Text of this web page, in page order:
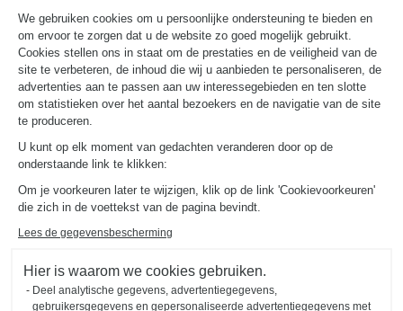
We gebruiken cookies om u persoonlijke ondersteuning te bieden en
om ervoor te zorgen dat u de website zo goed mogelijk gebruikt.
Cookies stellen ons in staat om de prestaties en de veiligheid van de
site te verbeteren, de inhoud die wij u aanbieden te personaliseren, de
advertenties aan te passen aan uw interessegebieden en ten slotte
om statistieken over het aantal bezoekers en de navigatie van de site
te produceren.
U kunt op elk moment van gedachten veranderen door op de
onderstaande link te klikken:
Om je voorkeuren later te wijzigen, klik op de link 'Cookievoorkeuren'
die zich in de voettekst van de pagina bevindt.
Lees de gegevensbescherming
Hier is waarom we cookies gebruiken.
Deel analytische gegevens, advertentiegegevens,
gebruikersgegevens en gepersonaliseerde advertentiegegevens met
NUTTIGE LINKS
Gids en vergelijking
Download onze catalogus
OVER
Schmidt in de wereld
Onze adviescentra in Nederland
Wettelijke vermeldingen
Cookiebeheer
Privacybeleid